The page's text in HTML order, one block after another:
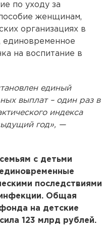
по уходу за
женщинам,
организациях в
единовременное
на воспитание в
единый
выплат – один раз в
индекса
год», —
с детьми
последствиями
Общая
на детские
123 млрд рублей.